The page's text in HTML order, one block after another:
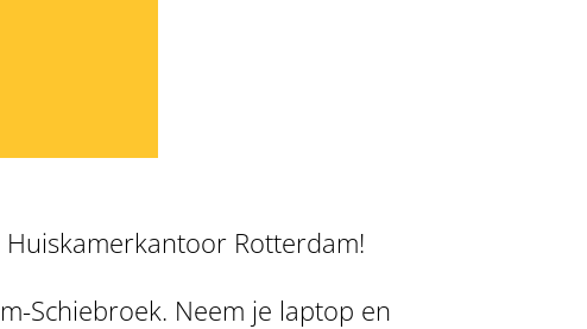
Rotterdam!
Schiebroek. Neem je laptop en